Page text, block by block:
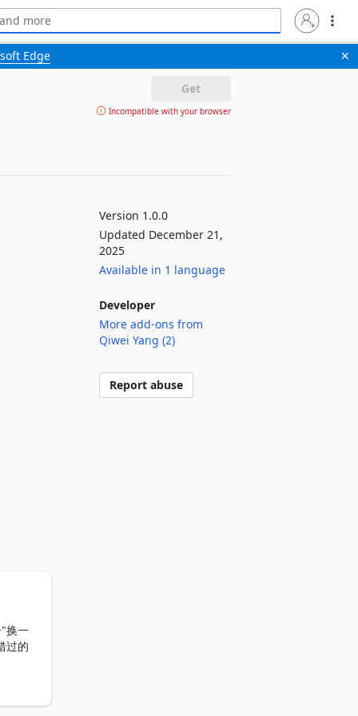
Edge ✕
Get
Incompatible with your browser
换一
过的
Version 1.0.0
Updated December 21,
2025
Available in 1 language
Developer
More add-ons from
Qiwei Yang (2)
Report abuse